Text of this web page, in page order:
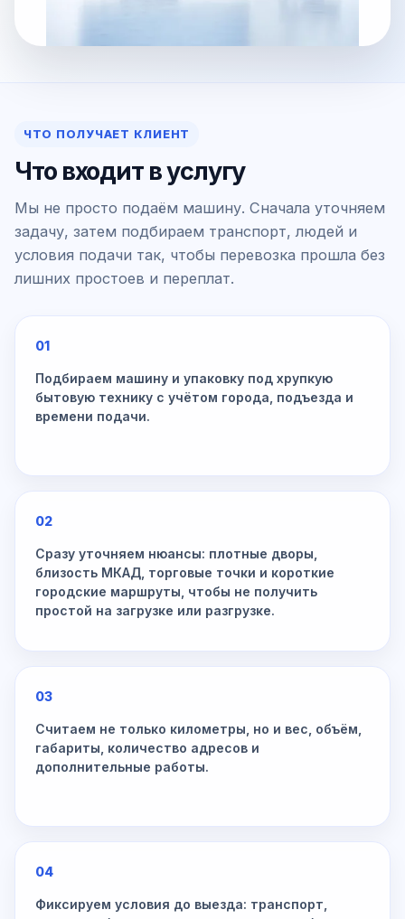
ЧТО ПОЛУЧАЕТ КЛИЕНТ
Что входит в услугу
Мы не просто подаём машину. Сначала уточняем
задачу, затем подбираем транспорт, людей и
условия подачи так, чтобы перевозка прошла без
лишних простоев и переплат.
01
Подбираем машину и упаковку под хрупкую
бытовую технику с учётом города, подъезда и
времени подачи.
02
Сразу уточняем нюансы: плотные дворы,
близость МКАД, торговые точки и короткие
городские маршруты, чтобы не получить
простой на загрузке или разгрузке.
03
Считаем не только километры, но и вес, объём,
габариты, количество адресов и
дополнительные работы.
04
Фиксируем условия до выезда: транспорт,